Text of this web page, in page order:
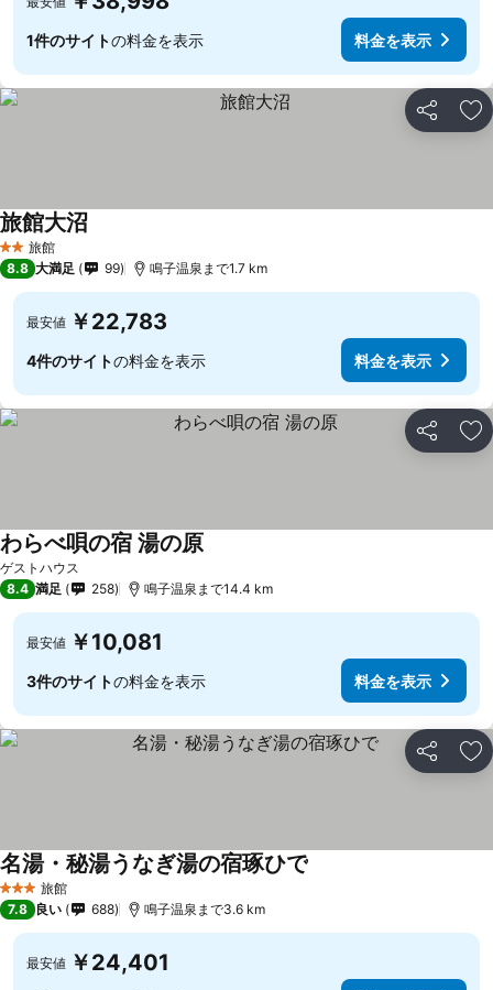
1件のサイトの料金を表示 料金を表示
シェア お
2 ホテルのランク
旅館
旅館大沼
8.8 大満足 99 鳴子温泉まで1.7 km
最安値 ￥22,783
4件のサイトの料金を表示 料金を表示
シェア お
ゲストハウス
わらべ唄の宿 湯の原
8.4 満足 258 鳴子温泉まで14.4 km
最安値 ￥10,081
3件のサイトの料金を表示 料金を表示
シェア お
3 ホテルのランク
旅館
名湯・秘湯うなぎ湯の宿琢ひで
7.8 良い 688 鳴子温泉まで3.6 km
最安値 ￥24,401